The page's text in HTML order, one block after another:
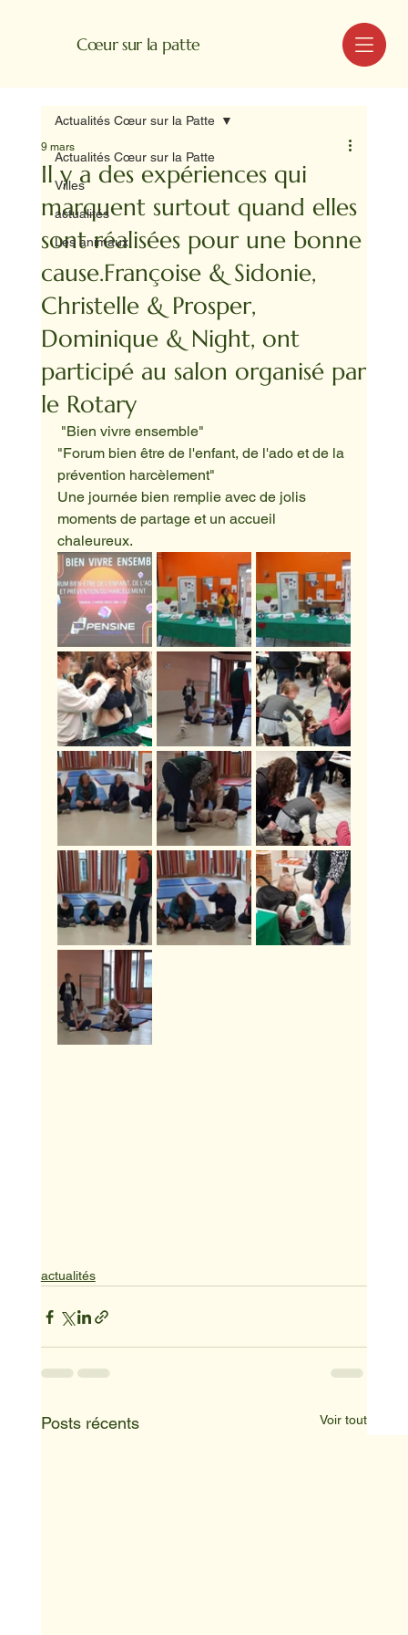
Cœur sur la patte MENU
Actualités Cœur sur la Patte
Villes
actualités
Les animaux
Actualités Cœur sur la Patte
Il y a des expériences qui
marquent surtout quand elles
sont réalisées pour une bonne
cause.Françoise & Sidonie,
Christelle & Prosper,
Dominique & Night, ont
participé au salon organisé par
le Rotary
9 mars
"Bien vivre ensemble"
"Forum bien être de l'enfant, de l'ado et de la
prévention harcèlement"
Une journée bien remplie avec de jolis
moments de partage et un accueil
chaleureux.
actualités
Posts récents Voir tout